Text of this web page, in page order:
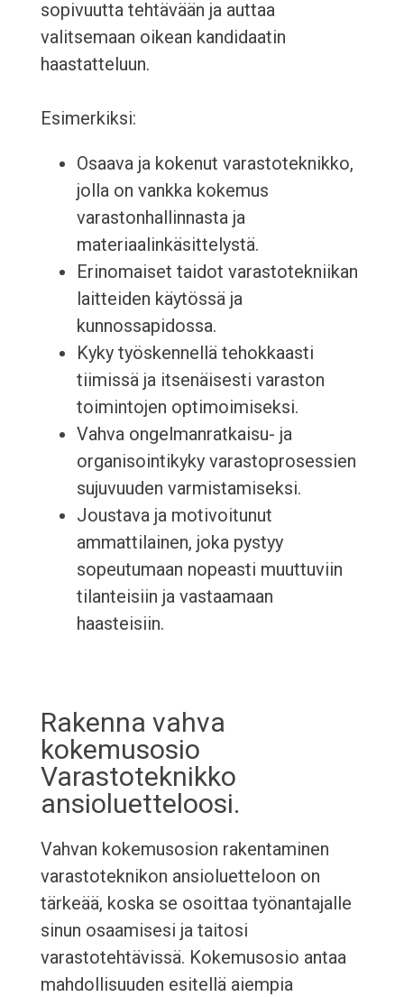
sopivuutta tehtävään ja auttaa
valitsemaan oikean kandidaatin
haastatteluun.
Esimerkiksi:
Osaava ja kokenut varastoteknikko,
jolla on vankka kokemus
varastonhallinnasta ja
materiaalinkäsittelystä.
Erinomaiset taidot varastotekniikan
laitteiden käytössä ja
kunnossapidossa.
Kyky työskennellä tehokkaasti
tiimissä ja itsenäisesti varaston
toimintojen optimoimiseksi.
Vahva ongelmanratkaisu- ja
organisointikyky varastoprosessien
sujuvuuden varmistamiseksi.
Joustava ja motivoitunut
ammattilainen, joka pystyy
sopeutumaan nopeasti muuttuviin
tilanteisiin ja vastaamaan
haasteisiin.
Rakenna vahva
kokemusosio
Varastoteknikko
ansioluetteloosi.
Vahvan kokemusosion rakentaminen
varastoteknikon ansioluetteloon on
tärkeää, koska se osoittaa työnantajalle
sinun osaamisesi ja taitosi
varastotehtävissä. Kokemusosio antaa
mahdollisuuden esitellä aiempia